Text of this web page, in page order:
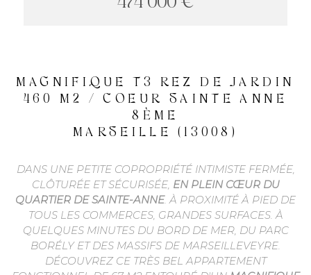
QUI
MAGNIFIQUE T3 REZ DE JARDIN
460 M2 / COEUR SAINTE ANNE
8ÈME
MARSEILLE (13008)
DANS UNE PETITE COPROPRIÉTÉ INTIMISTE FERMÉE,
CLÔTURÉE ET SÉCURISÉE, EN PLEIN CŒUR DU
QUARTIER DE SAINTE-ANNE. À PROXIMITÉ À PIED DE
TOUS LES COMMERCES, GRANDES SURFACES. À
QUELQUES MINUTES DU BORD DE MER, DU PARC
BORÉLY ET DES MASSIFS DE MARSEILLEVEYRE.
DÉCOUVREZ CE TRÈS BEL APPARTEMENT